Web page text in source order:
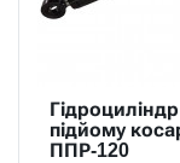
підйому
ППР-120